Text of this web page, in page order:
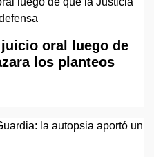
oral luego de
los planteos